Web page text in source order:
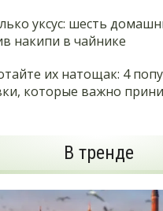
уксус: шесть
накипи в чайнике
их натощак: 4
которые важно
В тренде